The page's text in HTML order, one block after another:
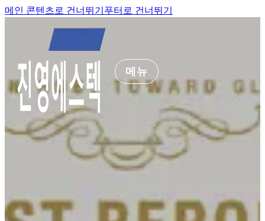
메인 콘텐츠로 건너뛰기 푸터로 건너뛰기
메뉴